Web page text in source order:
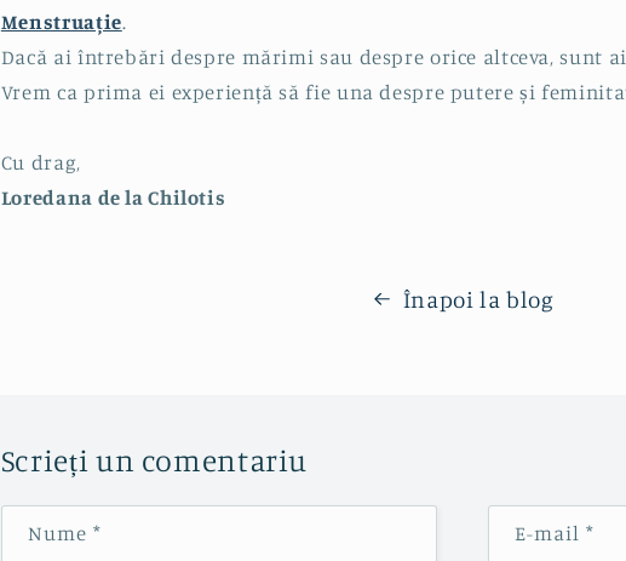
Menstruație.
Dacă ai întrebări despre mărimi sau despre orice altceva, sunt
Vrem ca prima ei experiență să fie una despre putere și
Cu drag,
Loredana de la Chilotis
Înapoi la blog
Scrieți un comentariu
Nume* E-mail*